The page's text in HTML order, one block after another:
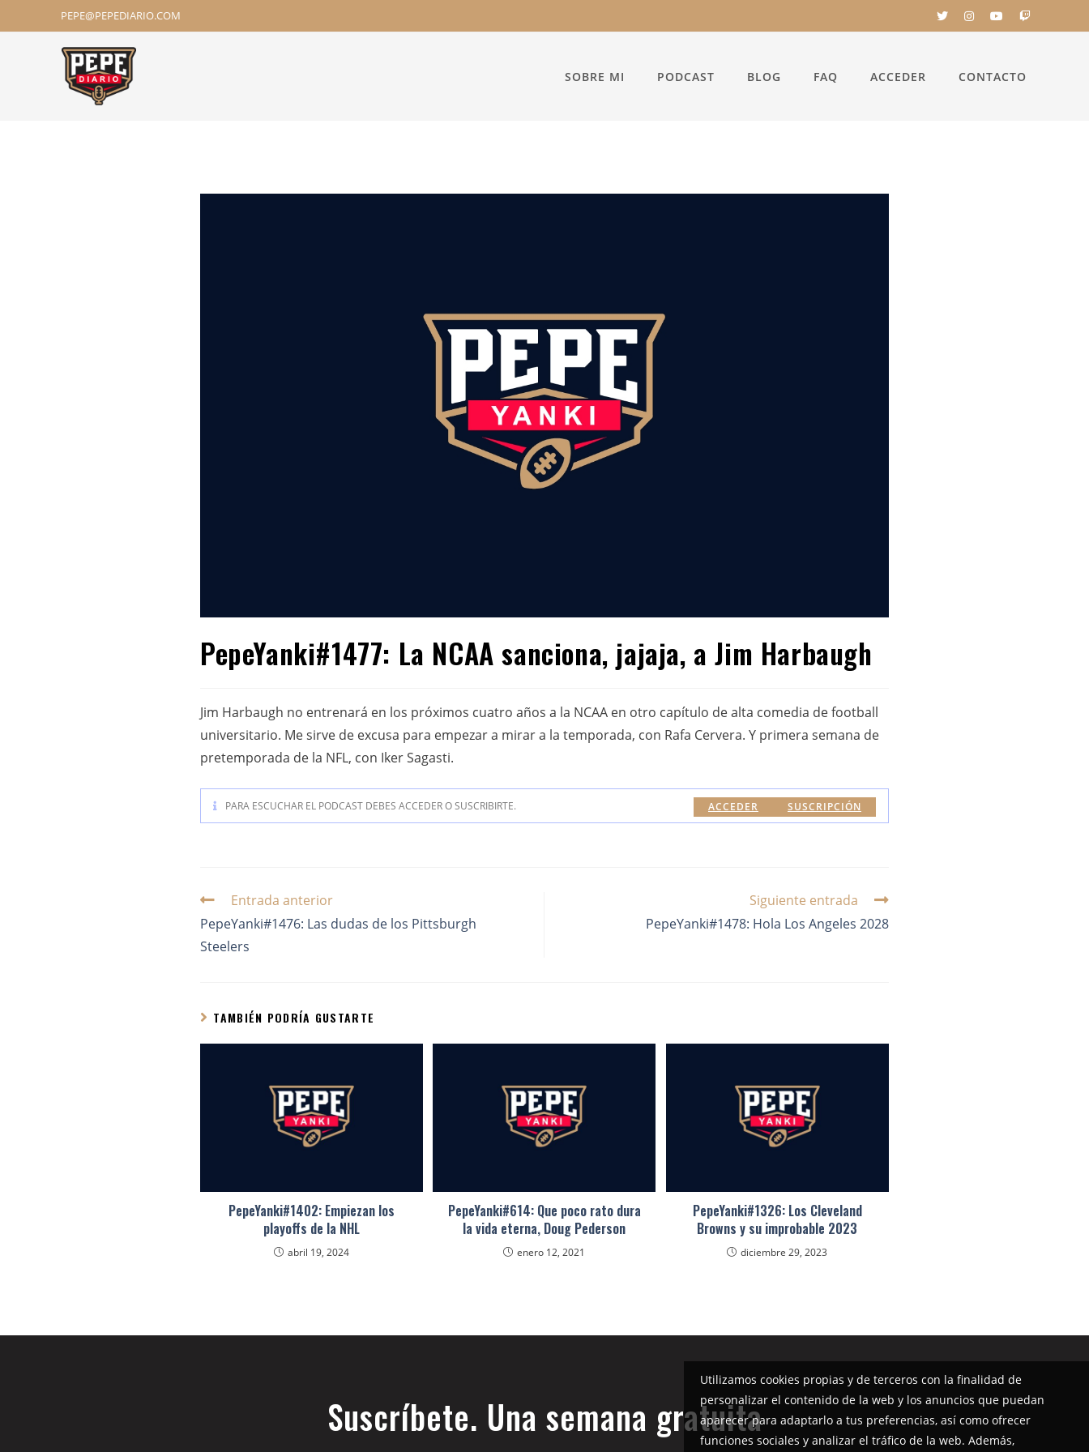
PEPE@PEPEDIARIO.COM
SOBRE MI PODCAST BLOG FAQ ACCEDER CONTACTO
PepeYanki#1477: La NCAA sanciona, jajaja, a Jim Harbaugh
Jim Harbaugh no entrenará en los próximos cuatro años a la NCAA en otro capítulo de alta comedia de football
universitario. Me sirve de excusa para empezar a mirar a la temporada, con Rafa Cervera. Y primera semana de
pretemporada de la NFL, con Iker Sagasti.
PARA ESCUCHAR EL PODCAST DEBES ACCEDER O SUSCRIBIRTE. SUSCRIPCIÓN
ACCEDER
Entrada anterior
PepeYanki#1476: Las dudas de los Pittsburgh
Steelers
Siguiente entrada
PepeYanki#1478: Hola Los Angeles 2028
TAMBIÉN PODRÍA GUSTARTE
PepeYanki#1402: Empiezan los
playoffs de la NHL
abril 19, 2024
PepeYanki#614: Que poco rato dura
la vida eterna, Doug Pederson
enero 12, 2021
PepeYanki#1326: Los Cleveland
Browns y su improbable 2023
diciembre 29, 2023
Suscríbete. Una semana gratuita
Utilizamos cookies propias y de terceros con la finalidad de
personalizar el contenido de la web y los anuncios que puedan
aparecer para adaptarlo a tus preferencias, así como ofrecer
funciones sociales y analizar el tráfico de la web. Además,